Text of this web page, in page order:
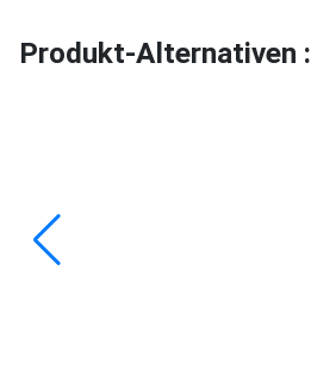
Produkt-Alternativen :